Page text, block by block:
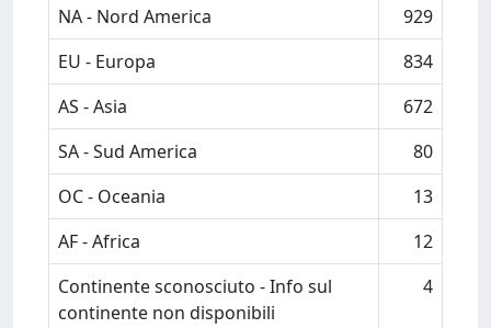
NA - Nord America
929
EU - Europa
834
AS - Asia
672
SA - Sud America
80
OC - Oceania
13
AF - Africa
12
Continente sconosciuto - Info sul
continente non disponibili
4